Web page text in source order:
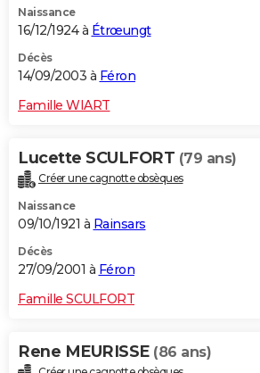
Naissance
16/12/1924 à Étrœungt
Décès
14/09/2003 à Féron
Famille WIART
Lucette SCULFORT (79 ans)
Créer une cagnotte obsèques
Naissance
09/10/1921 à Rainsars
Décès
27/09/2001 à Féron
Famille SCULFORT
Rene MEURISSE (86 ans)